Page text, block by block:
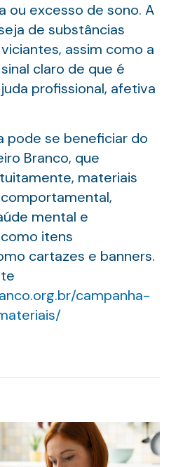
ou excesso de sono. A
de substâncias
assim como a
claro de que é
profissional, afetiva
pode se beneficiar do
Branco, que
materiais
mental e
itens
cartazes e banners.
campanha-